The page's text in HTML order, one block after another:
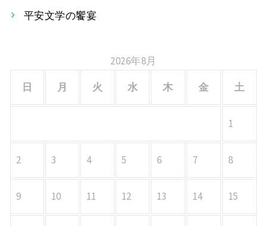
ョ平安文学の饗宴
2026年8月
日
月 火 水 木 金 土
1
2 3 4 5 6 7 8
9 10 11 12 13 14 15